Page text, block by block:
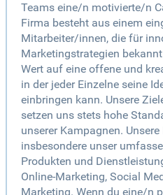
Teams eine/n motivierte/n
Firma besteht aus einem
Mitarbeiter/innen, die für
Marketingstrategien
Wert auf eine offene und
in der jeder Einzelne seine
einbringen kann. Unsere
setzen uns stets hohe
unserer Kampagnen.
insbesondere unser
Produkten und
Online-Marketing, Social
Marketing. Wenn du eine/n